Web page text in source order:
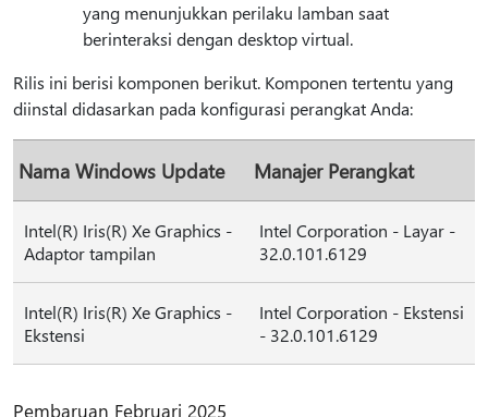
yang menunjukkan perilaku lamban saat
berinteraksi dengan desktop virtual.
Rilis ini berisi komponen berikut. Komponen tertentu yang
diinstal didasarkan pada konfigurasi perangkat Anda:
Nama Windows Update Manajer Perangkat
Intel(R) Iris(R) Xe Graphics -
Adaptor tampilan
Intel Corporation - Layar -
32.0.101.6129
Intel(R) Iris(R) Xe Graphics -
Ekstensi
Intel Corporation - Ekstensi
- 32.0.101.6129
Pembaruan Februari 2025